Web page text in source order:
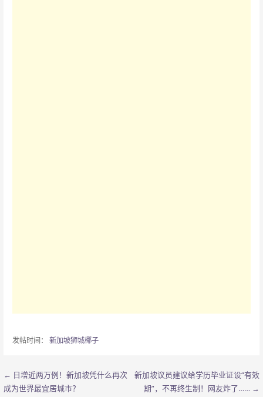
发帖时间： 新加坡狮城椰子
文
← 日增近两万例！新加坡凭什么再次
成为世界最宜居城市？
新加坡议员建议给学历毕业证设“有效
期”，不再终生制！网友炸了…… →